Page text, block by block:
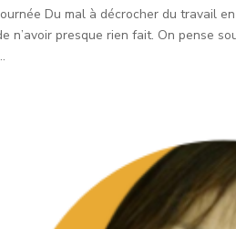
Du mal à décrocher du travail
n’avoir presque rien fait. On pense